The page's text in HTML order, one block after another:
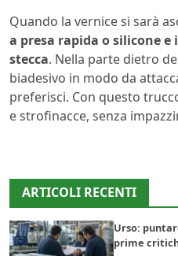
Quando la vernice si sarà
a presa rapida o silicone
stecca. Nella parte dietro
biadesivo in modo da
preferisci. Con questo
e strofinacce, senza
ARTICOLI RECENTI
Urso:
prime